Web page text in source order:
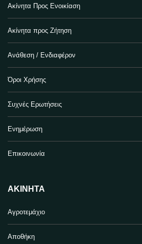
Ακίνητα Προς Ενοικίαση
Ακίνητα προς Ζήτηση
Ανάθεση / Ενδιαφέρον
Όροι Χρήσης
Συχνές Ερωτήσεις
Ενημέρωση
Επικοινωνία
ΑΚΊΝΗΤΑ
Αγροτεμάχιο
Αποθήκη